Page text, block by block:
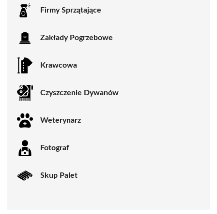
Firmy Sprzątające
Zakłady Pogrzebowe
Krawcowa
Czyszczenie Dywanów
Weterynarz
Fotograf
Skup Palet